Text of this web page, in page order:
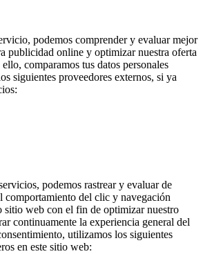
podemos comprender y evaluar mejor
publicidad online y optimizar nuestra oferta
comparamos tus datos personales
siguientes proveedores externos, si ya
podemos rastrear y evaluar de
comportamiento del clic y navegación
sitio web con el fin de optimizar nuestro
continuamente la experiencia general del
utilizamos los siguientes
en este sitio web: